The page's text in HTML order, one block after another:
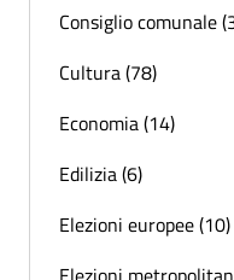
Consiglio comunale
Cultura (78)
Economia (14)
Edilizia (6)
Elezioni europee (10)